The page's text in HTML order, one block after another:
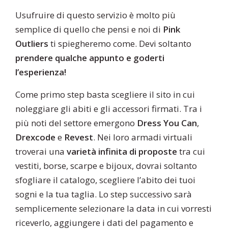
Usufruire di questo servizio è molto più
semplice di quello che pensi e noi di Pink
Outliers ti spiegheremo come. Devi soltanto
prendere qualche appunto e goderti
l’esperienza!
Come primo step basta scegliere il sito in cui
noleggiare gli abiti e gli accessori firmati. Tra i
più noti del settore emergono Dress You Can,
Drexcode e Revest. Nei loro armadi virtuali
troverai una varietà infinita di proposte tra cui
vestiti, borse, scarpe e bijoux, dovrai soltanto
sfogliare il catalogo, scegliere l’abito dei tuoi
sogni e la tua taglia. Lo step successivo sarà
semplicemente selezionare la data in cui vorresti
riceverlo, aggiungere i dati del pagamento e